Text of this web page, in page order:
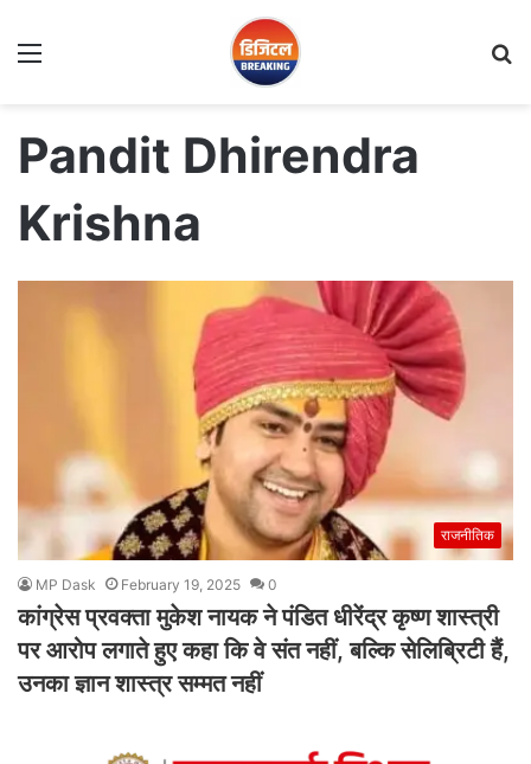
Menu
Pandit Dhirendra
Krishna
राजनीतिक
MP Dask February 19, 2025 0
कांग्रेस प्रवक्ता मुकेश नायक ने पंडित धीरेंद्र कृष्ण शास्त्री
पर आरोप लगाते हुए कहा कि वे संत नहीं, बल्कि सेलिब्रिटी हैं,
उनका ज्ञान शास्त्र सम्मत नहीं